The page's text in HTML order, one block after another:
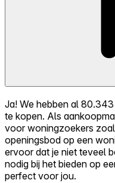
Ja! We hebben al
te kopen. Als
voor woningzoekers
openingsbod op een
ervoor dat je niet teveel
nodig bij het bieden op
perfect voor jou.